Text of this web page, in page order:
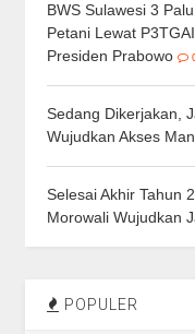
BWS Sulawesi 3
Petani Lewat
Presiden Prabowo
Sedang Dikerjakan,
Wujudkan Akses
Selesai Akhir Tahun
Morowali Wujudkan
POPULER